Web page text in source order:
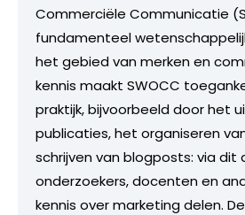
Commerciële Communicatie
fundamenteel
het gebied van merken en
kennis maakt SWOCC
praktijk, bijvoorbeeld door het
publicaties, het organiseren
schrijven van blogposts: via dit
onderzoekers, docenten en
kennis over marketing delen.